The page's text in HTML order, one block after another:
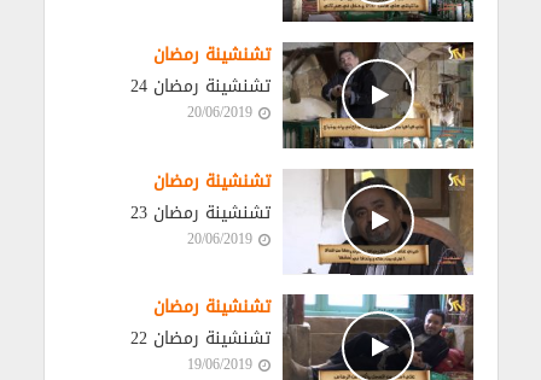
تشنشينة رمضان
تشنشينة رمضان 24
20/06/2019
تشنشينة رمضان
تشنشينة رمضان 23
20/06/2019
تشنشينة رمضان
تشنشينة رمضان 22
19/06/2019